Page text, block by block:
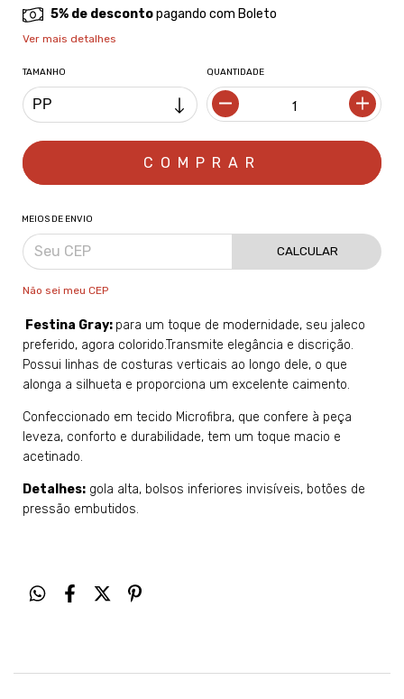
5% de descontopagando com Boleto
Ver mais detalhes
TAMANHO QUANTIDADE
MEIOS DE ENVIO
CALCULAR
Não sei meu CEP
Festina Gray: para um toque de modernidade, seu jaleco
preferido, agora colorido.Transmite elegância e discrição.
Possui linhas de costuras verticais ao longo dele, o que
alonga a silhueta e proporciona um excelente caimento.
Confeccionado em tecido Microfibra, que confere à peça
leveza, conforto e durabilidade, tem um toque macio e
acetinado.
Detalhes: gola alta, bolsos inferiores invisíveis, botões de
pressão embutidos.